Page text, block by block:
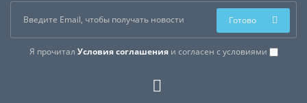
Я прочитал Условия соглашенияи согласен с условиями
Готово